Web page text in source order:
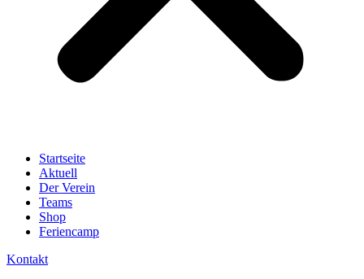
Startseite
Aktuell
Der Verein
Teams
Shop
Feriencamp
Kontakt